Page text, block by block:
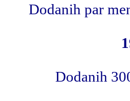
Dodanih par
Dodanih